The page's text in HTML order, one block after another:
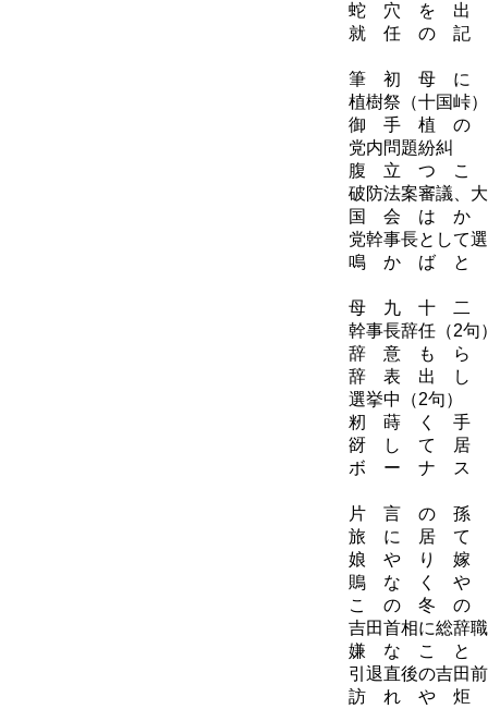
蛇 穴 を 出
就 任 の 記
筆 初 母 に
植樹祭（十国峠）
御 手 植 の
党内問題紛糾
腹 立 つ こ
破防法案審議、
国 会 は か
党幹事長として
鳴 か ば と
母 九 十 二
幹事長辞任（2句
辞 意 も ら
辞 表 出 し
選挙中（2句）
籾 蒔 く 手
谺 し て 居
ボ ー ナ ス
片 言 の 孫
旅 に 居 て
娘 や り 嫁
鵙 な く や
こ の 冬 の
吉田首相に総辞
嫌 な こ と
引退直後の吉田
訪 れ や 炬